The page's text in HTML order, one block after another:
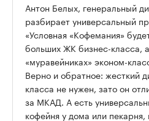
Антон Белых, генеральный
разбирает универсальный
«Условная «Кофемания»
больших ЖК бизнес-класса,
«муравейниках» эконом-
Верно и обратное: жесткий
класса не нужен, зато он
за МКАД. А есть
кофейня у дома или